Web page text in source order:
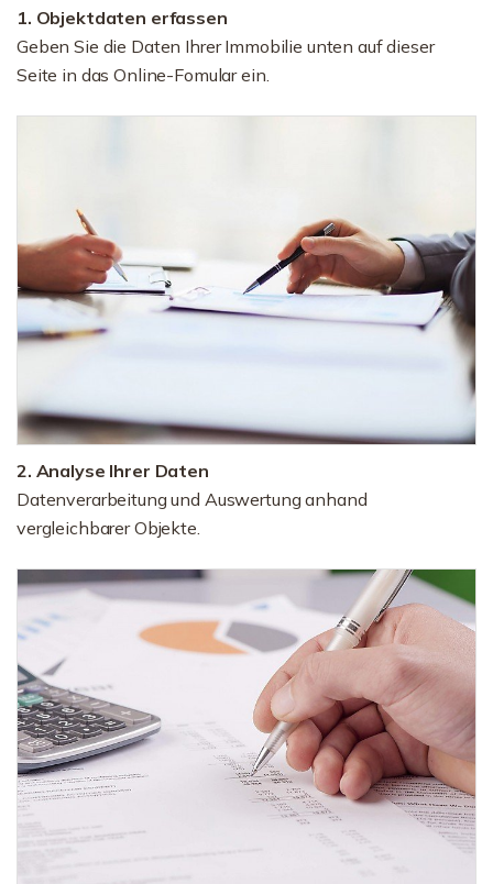
1. Objektdaten erfassen
Geben Sie die Daten Ihrer Immobilie unten auf dieser
Seite in das Online-Fomular ein.
2. Analyse Ihrer Daten
Datenverarbeitung und Auswertung anhand
vergleichbarer Objekte.